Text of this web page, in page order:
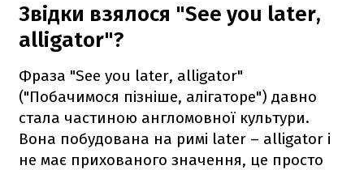
Звідки взялося "See you later,
alligator"?
Фраза "See you later, alligator"
("Побачимося пізніше, алігаторе") давно
стала частиною англомовної культури.
Вона побудована на римі later – alligator і
не має прихованого значення, це просто